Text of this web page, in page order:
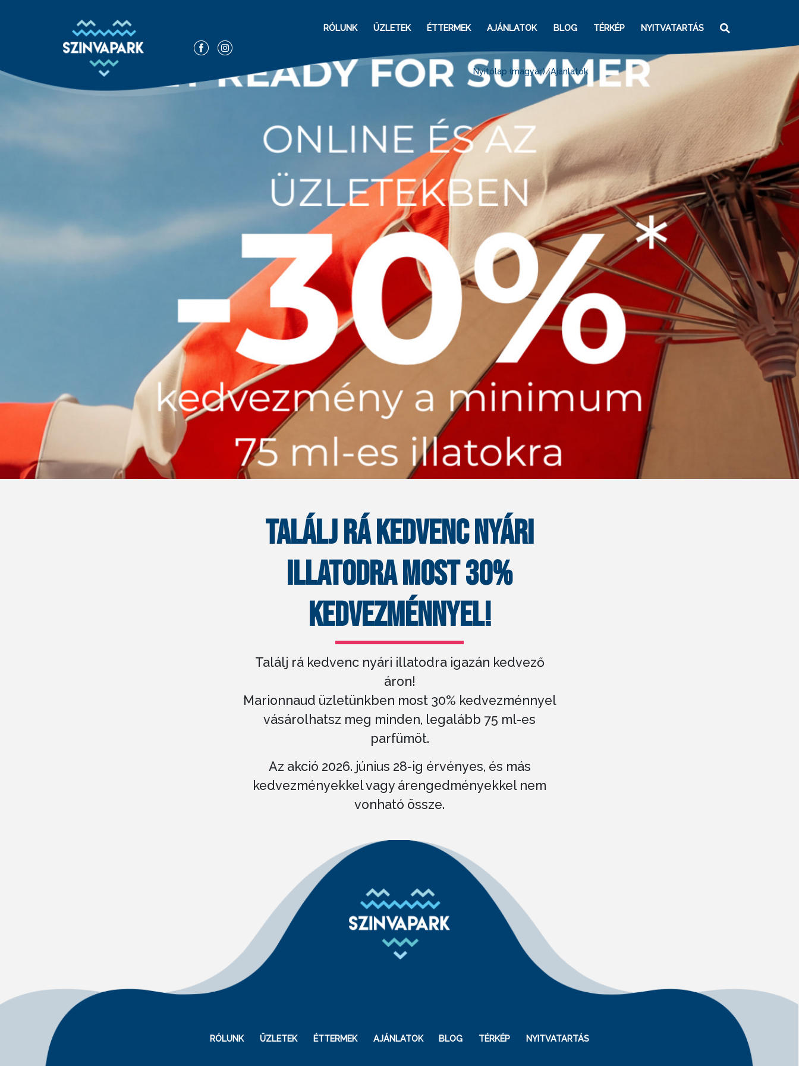
RÓLUNK ÜZLETEK ÉTTERMEK AJÁNLATOK BLOG TÉRKÉP NYITVATARTÁS
Nyitólap (magyar) Ajánlatok
TALÁLJ RÁ KEDVENC NYÁRI
ILLATODRA MOST 30%
KEDVEZMÉNNYEL!
Találj rá kedvenc nyári illatodra igazán kedvező
áron!
Marionnaud üzletünkben most 30% kedvezménnyel
vásárolhatsz meg minden, legalább 75 ml-es
parfümöt.
Az akció 2026. június 28-ig érvényes, és más
kedvezményekkel vagy árengedményekkel nem
vonható össze.
RÓLUNK ÜZLETEK ÉTTERMEK AJÁNLATOK BLOG TÉRKÉP NYITVATARTÁS